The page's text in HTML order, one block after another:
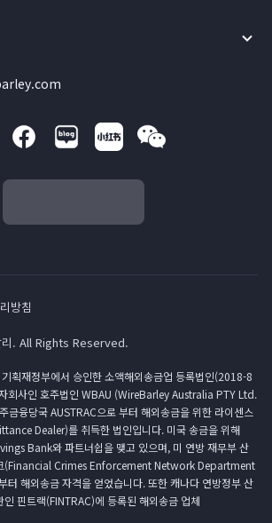
방침
. All Rights Reserved.
획재정부에서 승인한 소액해외송금업 등록법인(2018-8
회사인 호주법인 WBAU (WireBarley Australia PTY Ltd.
융당국 AUSTRAC으로 부터 해외송금을 위한 라이센스
Dealer)를 취득한 법인입니다. 미국 송금을 위해
Bank와 파트너쉽을 맺고 있으며, 미 연방 재무부 산
(Financial Crimes Enforcement Network Department
터 해외송금 자격을 얻었습니다. 또한 캐나다 연방정부 산
핀트랙(FINTRAC)에 등록된 해외송금 업체